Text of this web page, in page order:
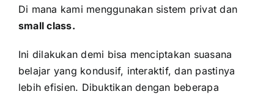
Di mana kami menggunakan sistem privat dan
small class.
Ini dilakukan demi bisa menciptakan suasana
belajar yang kondusif, interaktif, dan pastinya
lebih efisien. Dibuktikan dengan beberapa